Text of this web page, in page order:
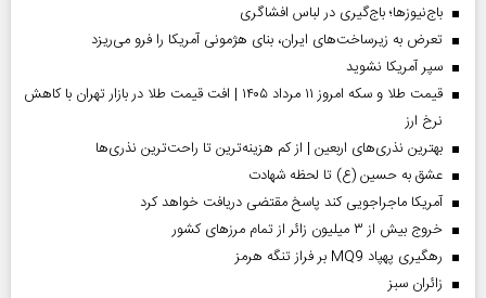
باج‌نیوزها؛ باج‌گیری در لباس افشاگری
تعرض به زیرساخت‌های ایران، بنای هژمونی آمریکا را فرو می‌ریزد
سپر آمریکا نشوید
قیمت طلا و سکه امروز ۱۱ مرداد ۱۴۰۵ | افت قیمت طلا در بازار تهران با کاهش
نرخ ارز
بهترین نذری‌های اربعین | از کم هزینه‌ترین تا راحت‌ترین نذری‌ها
عشق به حسین (ع) تا لحظه شهادت
آمریکا ماجراجویی کند پاسخ مقتضی دریافت خواهد کرد
خروج بیش از ۳ میلیون زائر از تمام مرز‌های کشور
رهگیری پهپاد MQ9 بر فراز تنگه هرمز
‌زائران سبز